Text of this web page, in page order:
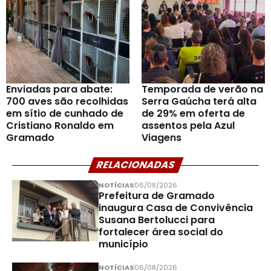
Enviadas para abate:
700 aves são recolhidas
em sítio de cunhado de
Cristiano Ronaldo em
Gramado
Temporada de verão na
Serra Gaúcha terá alta
de 29% em oferta de
assentos pela Azul
Viagens
RELACIONADAS
NOTÍCIAS06/08/2026
Prefeitura de Gramado
inaugura Casa de Convivência
Susana Bertolucci para
fortalecer área social do
município
NOTÍCIAS06/08/2026